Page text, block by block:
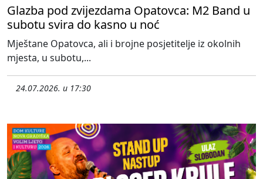
Glazba pod zvijezdama Opatovca: M2 Band u
subotu svira do kasno u noć
Mještane Opatovca, ali i brojne posjetitelje iz okolnih
mjesta, u subotu,...
24.07.2026. u 17:30